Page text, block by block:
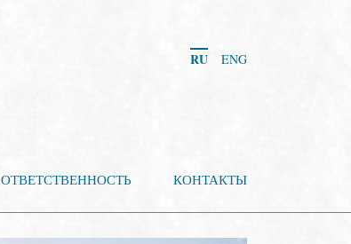
RU ENG
ОТВЕТСТВЕННОСТЬ КОНТАКТЫ